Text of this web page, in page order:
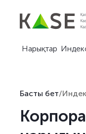
Нарықтар
Басты бет/